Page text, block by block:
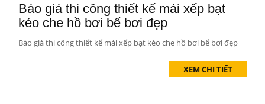
Báo giá thi công thiết kế mái xếp bạt
kéo che hồ bơi bể bơi đẹp
Báo giá thi công thiết kế mái xếp bạt kéo che hồ bơi bể bơi đẹp
XEM CHI TIẾT